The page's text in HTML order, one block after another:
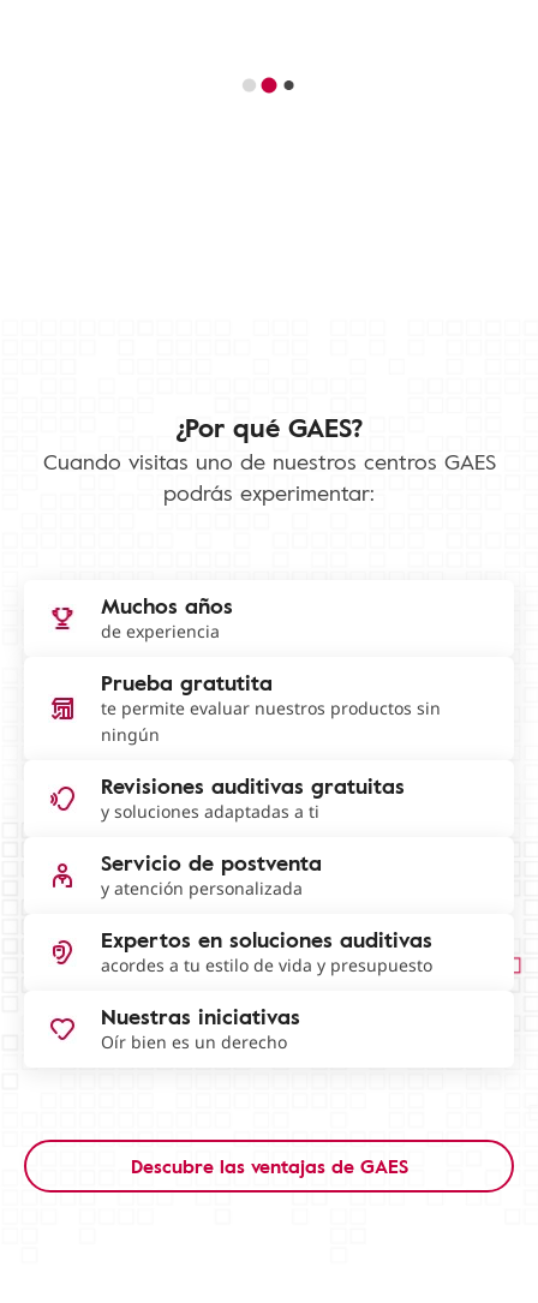
¿Por qué GAES?
Cuando visitas uno de nuestros centros GAES
podrás experimentar:
Muchos años
de experiencia
Prueba gratutita
te permite evaluar nuestros productos sin
ningún
Revisiones auditivas gratuitas
y soluciones adaptadas a ti
Servicio de postventa
y atención personalizada
Expertos en soluciones auditivas
acordes a tu estilo de vida y presupuesto
Nuestras iniciativas
Oír bien es un derecho
Descubre las ventajas de GAES